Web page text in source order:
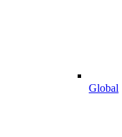
Global